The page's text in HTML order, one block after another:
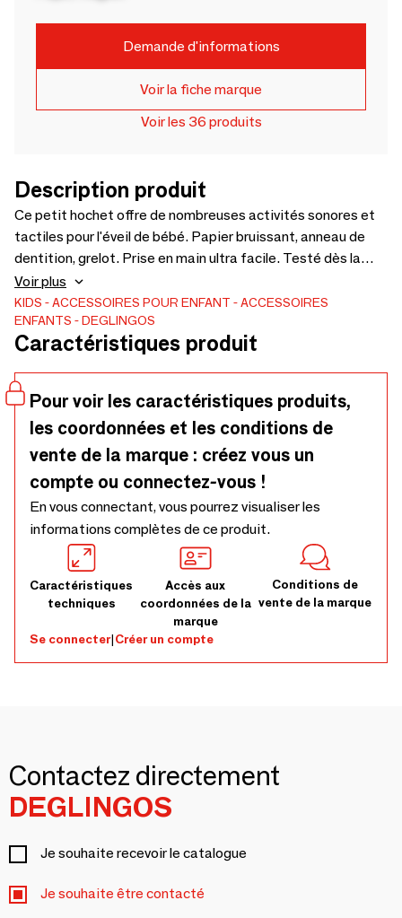
Demande d'informations
Voir la fiche marque
Voir les 36 produits
Description produit
Ce petit hochet offre de nombreuses activités sonores et
tactiles pour l'éveil de bébé. Papier bruissant, anneau de
dentition, grelot. Prise en main ultra facile. Testé dès la
naissance. Lavable à froid en machine. Existe en plusieurs
personnages. Rembourrage en polyester recyclé.
Voir plus
KIDS ACCESSOIRES POUR ENFANT
ACCESSOIRES
ENFANTS
DEGLINGOS
Caractéristiques produit
Pour voir les caractéristiques produits,
les coordonnées et les conditions de
vente de la marque : créez vous un
compte ou connectez-vous !
En vous connectant, vous pourrez visualiser les
informations complètes de ce produit.
Caractéristiques
techniques
Accès aux
coordonnées de la
marque
Conditions de
vente de la marque
Se connecter|Créer un compte
Contactez directement
DEGLINGOS
Je souhaite recevoir le catalogue
Je souhaite être contacté